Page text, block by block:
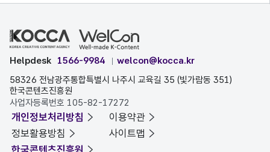
Helpdesk 1566-9984
welcon@kocca.kr
58326 전남광주통합특별시 나주시 교육길 35 (빛가람동 351)
한국콘텐츠진흥원
사업자등록번호 105-82-17272
개인정보처리방침
이용약관
정보활용방침
사이트맵
한국콘텐츠진흥원